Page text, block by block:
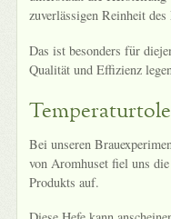
zuverlässigen Reinheit
Das ist besonders für
Qualität und Effizienz
Bei unseren
von Aromhuset fiel uns
Produkts auf.